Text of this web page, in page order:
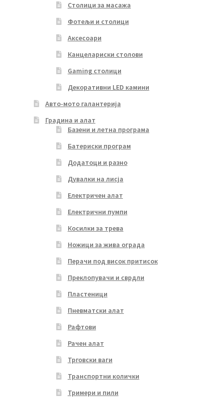
Столици за масажа
Фотељи и столици
Аксесоари
Канцелариски столови
Gaming столици
Декоративни LED камини
Авто-мото галантерија
Градина и алат
Базени и летна програма
Батериски програм
Додатоци и разно
Дувалки на лисја
Електричен алат
Електрични пумпи
Косилки за трева
Ножици за жива ограда
Перачи под висок притисок
Преклопувачи и сврдли
Пластеници
Пневматски алат
Рафтови
Рачен алат
Трговски ваги
Транспортни колички
Тримери и пили